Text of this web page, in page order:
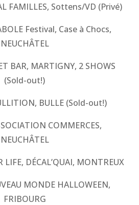
FAMILLES, Sottens/VD (Privé)
Festival, Case à Chocs,
NEUCHÂTEL
BAR, MARTIGNY, 2 SHOWS
(Sold-out!)
BULLE (Sold-out!)
COMMERCES,
NEUCHÂTEL
LIFE, DÉCAL’QUAI, MONTREUX
MONDE HALLOWEEN,
FRIBOURG